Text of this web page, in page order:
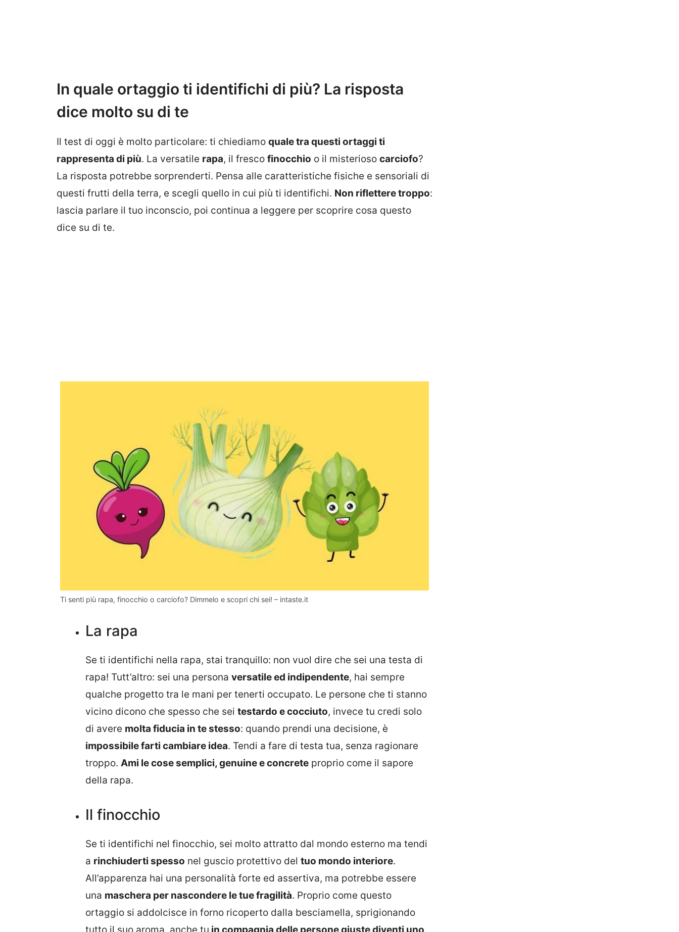
In quale ortaggio ti identifichi di più? La risposta
dice molto su di te
Il test di oggi è molto particolare: ti chiediamo quale tra questi ortaggi ti
rappresenta di più. La versatile rapa, il fresco finocchio o il misterioso carciofo?
La risposta potrebbe sorprenderti. Pensa alle caratteristiche fisiche e sensoriali di
questi frutti della terra, e scegli quello in cui più ti identifichi. Non riflettere troppo:
lascia parlare il tuo inconscio, poi continua a leggere per scoprire cosa questo
dice su di te.
Ti senti più rapa, finocchio o carciofo? Dimmelo e scopri chi sei! – intaste.it
La rapa
Se ti identifichi nella rapa, stai tranquillo: non vuol dire che sei una testa di
rapa! Tutt’altro: sei una persona versatile ed indipendente, hai sempre
qualche progetto tra le mani per tenerti occupato. Le persone che ti stanno
vicino dicono che spesso che sei testardo e cocciuto, invece tu credi solo
di avere molta fiducia in te stesso: quando prendi una decisione, è
impossibile farti cambiare idea. Tendi a fare di testa tua, senza ragionare
troppo. Ami le cose semplici, genuine e concrete proprio come il sapore
della rapa.
Il finocchio
Se ti identifichi nel finocchio, sei molto attratto dal mondo esterno ma tendi
a rinchiuderti spesso nel guscio protettivo del tuo mondo interiore.
All’apparenza hai una personalità forte ed assertiva, ma potrebbe essere
una maschera per nascondere le tue fragilità. Proprio come questo
ortaggio si addolcisce in forno ricoperto dalla besciamella, sprigionando
tutto il suo aroma, anche tu in compagnia delle persone giuste diventi uno